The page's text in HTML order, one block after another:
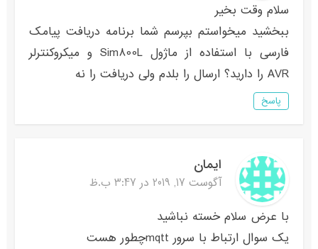
سلام وقت بخیر
ببخشید میخواستم بپرسم شما برنامه دریافت پیامک
فارسی با استفاده از ماژول Sim800L و میکروکنترلر
AVR را دارید؟ ارسال را بلدم ولی دریافت را نه
پاسخ
ایمان
آگوست 17, 2019 در 3:47 ب.ظ
با عرض سلام خسته نباشید
یک سوال ارتباط با سرور mqttچطور هست